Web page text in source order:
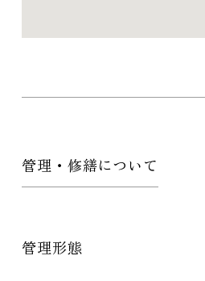
管理・修繕について
管理形態